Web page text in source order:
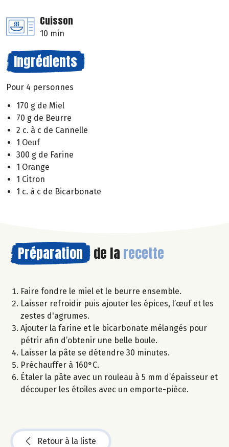
Cuisson
10 min
Ingrédients
Pour 4 personnes
170 g de Miel
70 g de Beurre
2 c. à c de Cannelle
1 Oeuf
300 g de Farine
1 Orange
1 Citron
1 c. à c de Bicarbonate
Préparation de la recette
Faire fondre le miel et le beurre ensemble.
Laisser refroidir puis ajouter les épices, l’œuf et les
zestes d'agrumes.
Ajouter la farine et le bicarbonate mélangés pour
pétrir afin d’obtenir une belle boule.
Laisser la pâte se détendre 30 minutes.
Préchauffer à 160°C.
Étaler la pâte avec un rouleau à 5 mm d’épaisseur et
découper les étoiles avec un emporte-pièce.
Retour à la liste